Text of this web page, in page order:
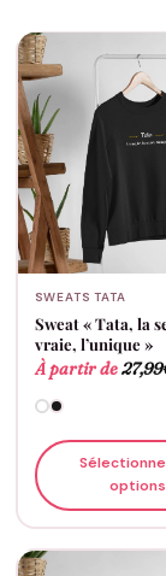
SWEATS TATA
Sweat « Tata, la
vraie, l’unique »
À partir de27,99
options